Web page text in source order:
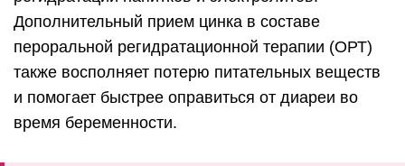
Дополнительный прием цинка в составе
пероральной регидратационной терапии (ОРТ)
также восполняет потерю питательных веществ
и помогает быстрее оправиться от диареи во
время беременности.